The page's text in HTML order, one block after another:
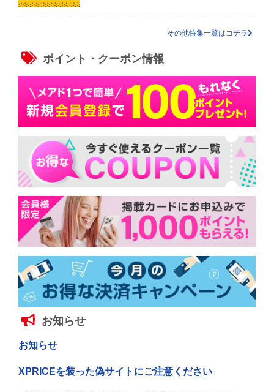
その他特集一覧はコチラ
ポイント・クーポン情報
お知らせ
お知らせ
XPRICEを装った偽サイトにご注意ください